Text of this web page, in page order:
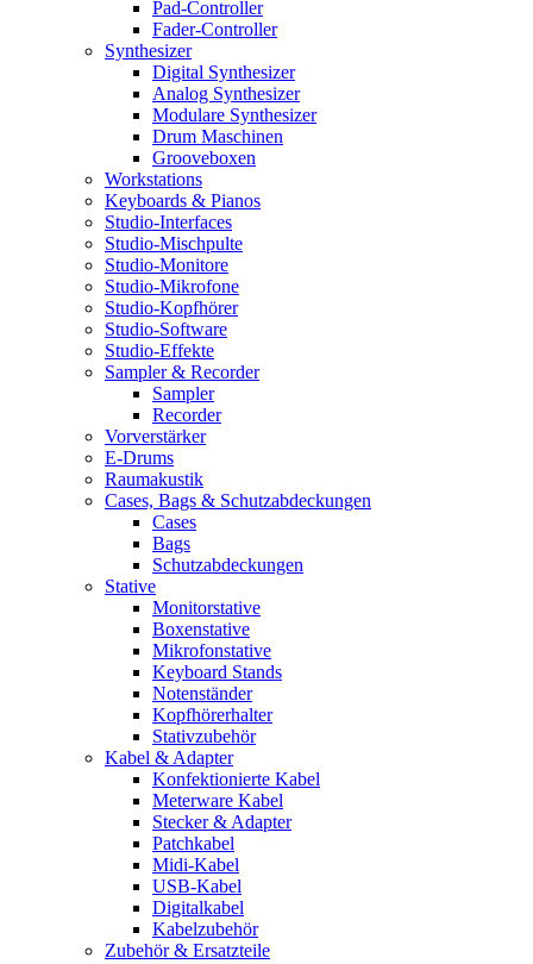
Pad-Controller
Fader-Controller
Synthesizer
Digital Synthesizer
Analog Synthesizer
Modulare Synthesizer
Drum Maschinen
Grooveboxen
Workstations
Keyboards & Pianos
Studio-Interfaces
Studio-Mischpulte
Studio-Monitore
Studio-Mikrofone
Studio-Kopfhörer
Studio-Software
Studio-Effekte
Sampler & Recorder
Sampler
Recorder
Vorverstärker
E-Drums
Raumakustik
Cases, Bags & Schutzabdeckungen
Cases
Bags
Schutzabdeckungen
Stative
Monitorstative
Boxenstative
Mikrofonstative
Keyboard Stands
Notenständer
Kopfhörerhalter
Stativzubehör
Kabel & Adapter
Konfektionierte Kabel
Meterware Kabel
Stecker & Adapter
Patchkabel
Midi-Kabel
USB-Kabel
Digitalkabel
Kabelzubehör
Zubehör & Ersatzteile